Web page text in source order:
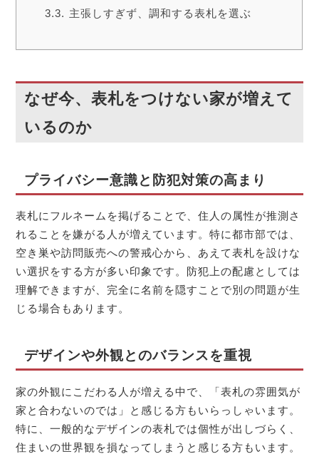
主張しすぎず、調和する表札を選ぶ
なぜ今、表札をつけない家が増えて
いるのか
プライバシー意識と防犯対策の高まり
表札にフルネームを掲げることで、住人の属性が推測さ
れることを嫌がる人が増えています。特に都市部では、
空き巣や訪問販売への警戒心から、あえて表札を設けな
い選択をする方が多い印象です。防犯上の配慮としては
理解できますが、完全に名前を隠すことで別の問題が生
じる場合もあります。
デザインや外観とのバランスを重視
家の外観にこだわる人が増える中で、「表札の雰囲気が
家と合わないのでは」と感じる方もいらっしゃいます。
特に、一般的なデザインの表札では個性が出しづらく、
住まいの世界観を損なってしまうと感じる方もいます。